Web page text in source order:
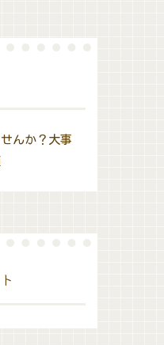
んか？大事